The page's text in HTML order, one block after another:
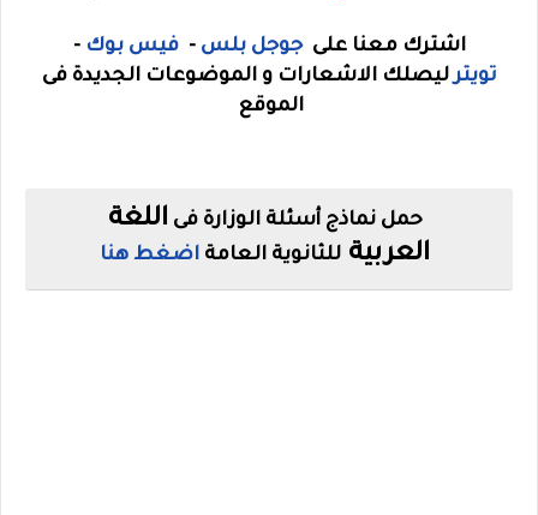
اشترك معنا علىجوجل بلس -فيس بوك -
تويترليصلك الاشعارات و الموضوعات الجديدة فى
الموقع
حمل نماذج أسئلة الوزارة فى اللغة
العربية للثانوية العامة اضغط هنا